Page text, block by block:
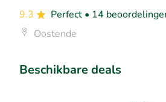
9.3 Perfect • 14
Oostende
Beschikbare deals